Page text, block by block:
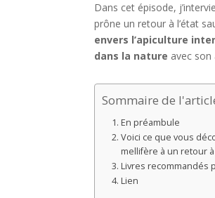
Dans cet épisode,
prône un retour à l’état
envers l’apiculture
dans la nature avec son
Sommaire de
En préambule
Voici ce que vous
mellifère à un retour à
Livres recommandés
Lien